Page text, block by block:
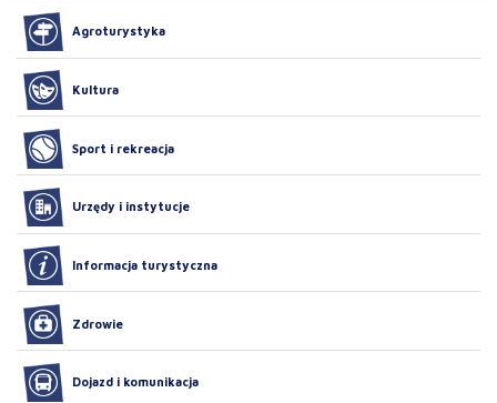
Agroturystyka
Kultura
Sport i rekreacja
Urzędy i instytucje
Informacja turystyczna
Zdrowie
Dojazd i komunikacja